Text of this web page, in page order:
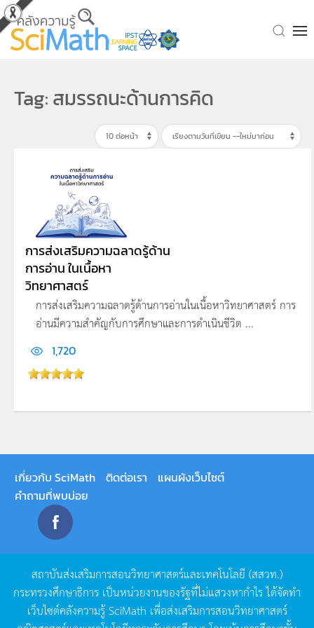
Skip to main content
Tag: สมรรถนะด้านการคิด
การส่งเสริมความฉลาดรู้ด้าน
การอ่าน ในเนื้อหา
วิทยาศาสตร์
การส่งเสริมความฉลาดรู้ด้านการอ่านในเนื้อหาวิทยาศาสตร์ การ
อ่านมีความสำคัญกับการศึกษาและการดำเนินชีวิต ...
1,720
เกี่ยวกับ SciMath ติดต่อเรา
แผนผังเว็บไซต์
คำถามที่พบบ่อย
สถาบันส่งเสริมการสอนวิทยาศาสตร์และเทคโนโลยี (สสวท.)
กระทรวงศึกษาธิการ เป็นหน่วยงานของรัฐที่ไม่แสวงหากำไรได้จัดทำ
เว็บไซต์คลังความรู้SciMath เพื่อส่งเสริมการสอนวิทยาศาสตร์